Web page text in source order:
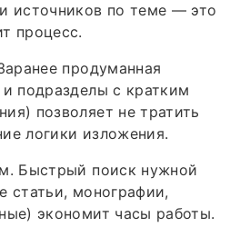
источников по теме — это
процесс.
продуманная
подразделы с кратким
позволяет не тратить
логики изложения.
Быстрый поиск нужной
статьи, монографии,
экономит часы работы.